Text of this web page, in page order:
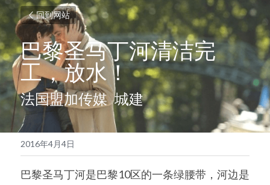
回到网站
巴黎圣马丁河清洁完
工，放水！
法国盟加传媒  城建
2016年4月4日
巴黎圣马丁河是巴黎10区的一条绿腰带，河边是